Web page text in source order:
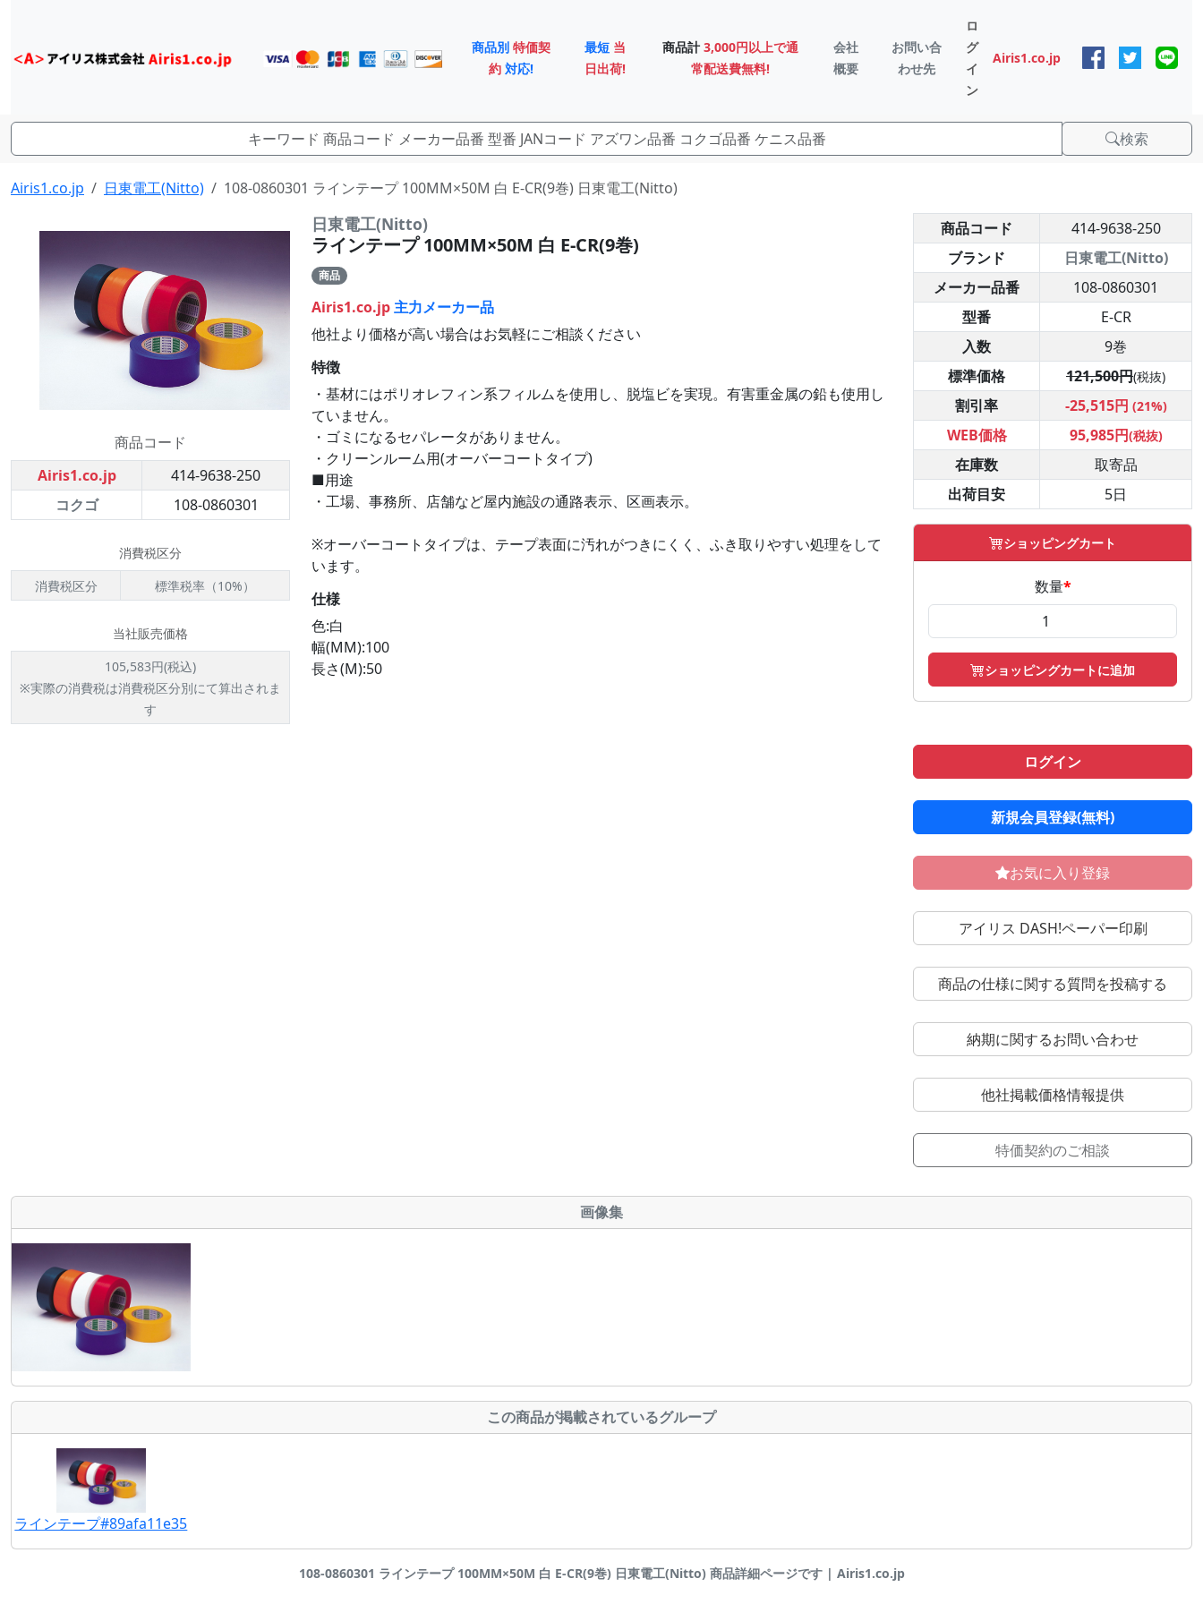
商品別 特価契
約 対応!
最短 当
日出荷!
商品計 3,000円以上で通
常配送費無料!
会社
概要
お問い合
わせ先
ロ
グ
イ
ン
Airis1.co.jp
検索
Airis1.co.jp 日東電工(Nitto) 108-0860301 ラインテープ 100MM×50M 白 E-CR(9巻) 日東電工(Nitto)
商品コード
Airis1.co.jp
414-9638-250
コクゴ
108-0860301
消費税区分
消費税区分
標準税率（10%）
当社販売価格
105,583円(税込)
※実際の消費税は消費税区分別にて算出されま
す
日東電工(Nitto)
ラインテープ 100MM×50M 白 E-CR(9巻)
商品
Airis1.co.jp主力メーカー品
他社より価格が高い場合はお気軽にご相談ください
特徴
・基材にはポリオレフィン系フィルムを使用し、脱塩ビを実現。有害重金属の鉛も使用し
ていません。
・ゴミになるセパレータがありません。
・クリーンルーム用(オーバーコートタイプ)
■用途
・工場、事務所、店舗など屋内施設の通路表示、区画表示。
※オーバーコートタイプは、テープ表面に汚れがつきにくく、ふき取りやすい処理をして
います。
仕様
色:白
幅(MM):100
長さ(M):50
商品コード
414-9638-250
ブランド
日東電工(Nitto)
メーカー品番
108-0860301
型番
E-CR
入数
9巻
標準価格
121,500円(税抜)
割引率 -25,515円 (21%)
WEB価格 95,985円(税抜)
在庫数
取寄品
出荷目安
5日
ショッピングカート
数量*
ショッピングカートに追加
ログイン
新規会員登録(無料)
お気に入り登録
アイリス DASH!ペーパー印刷
商品の仕様に関する質問を投稿する
納期に関するお問い合わせ
他社掲載価格情報提供
特価契約のご相談
画像集
この商品が掲載されているグループ
ラインテープ#89afa11e35
108-0860301 ラインテープ 100MM×50M 白 E-CR(9巻) 日東電工(Nitto) 商品詳細ページです | Airis1.co.jp